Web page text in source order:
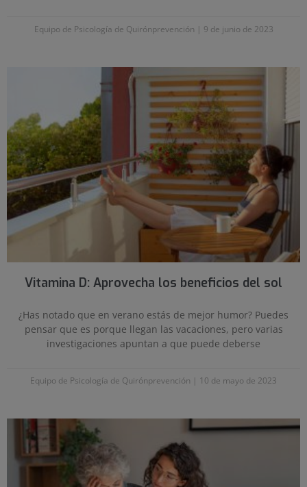
Equipo de Psicología de Quirónprevención 9 de junio de 2023
Vitamina D: Aprovecha los beneficios del sol
Equipo de Psicología de Quirónprevención 10 de mayo de 2023
¿Has notado que en verano estás de mejor humor? Puedes
pensar que es porque llegan las vacaciones, pero varias
investigaciones apuntan a que puede deberse